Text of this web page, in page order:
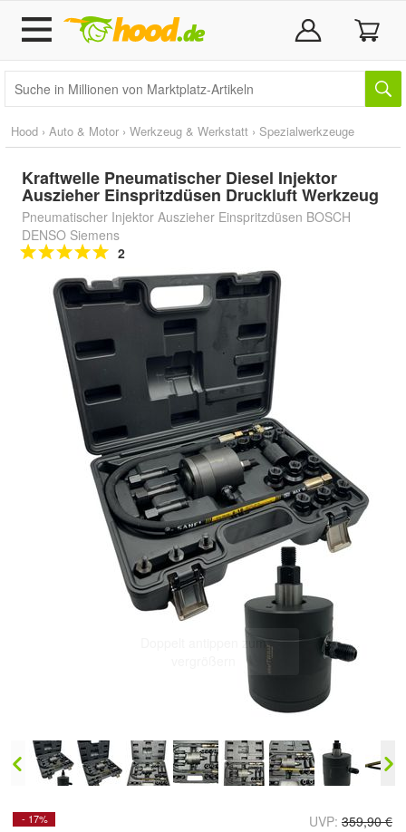
Hood › Auto & Motor › Werkzeug & Werkstatt › Spezialwerkzeuge
Kraftwelle Pneumatischer Diesel Injektor
Auszieher Einspritzdüsen Druckluft Werkzeug
Pneumatischer Injektor Auszieher Einspritzdüsen BOSCH
DENSO Siemens
2
Doppelt antippen zum
- 17% UVP: 359,90 €